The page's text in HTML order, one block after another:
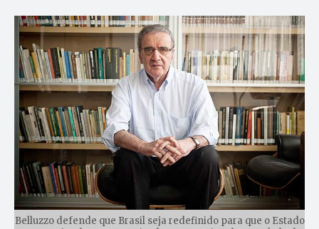
Belluzzo defende que Brasil seja redefinido para que o Estado